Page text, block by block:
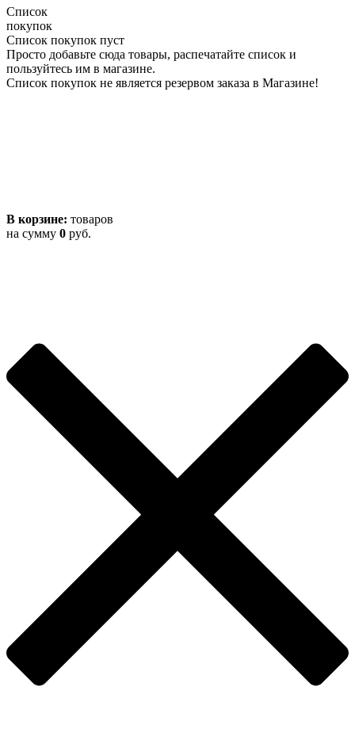
Список
покупок
Список покупок пуст
Просто добавьте сюда товары, распечатайте список и
пользуйтесь им в магазине.
Список покупок не является резервом заказа в Магазине!
В корзине: товаров
на сумму 0 руб.